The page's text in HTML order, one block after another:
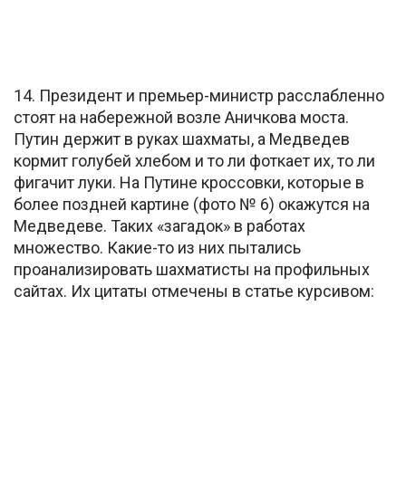
14. Президент и премьер-министр расслабленно
стоят на набережной возле Аничкова моста.
Путин держит в руках шахматы, а Медведев
кормит голубей хлебом и то ли фоткает их, то ли
фигачит луки. На Путине кроссовки, которые в
более поздней картине (фото № 6) окажутся на
Медведеве. Таких «загадок» в работах
множество. Какие-то из них пытались
проанализировать шахматисты на профильных
сайтах. Их цитаты отмечены в статье курсивом: